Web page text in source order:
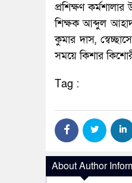
প্রশিক্ষণ
শিক্ষক আব্দুল
কুমার দাস,
সময়ে কিশার
Tag :
About Author